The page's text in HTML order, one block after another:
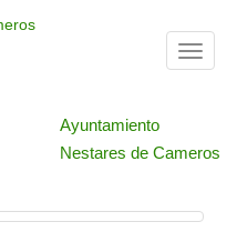
T
l
Ayuntamiento
Nestares de Cameros